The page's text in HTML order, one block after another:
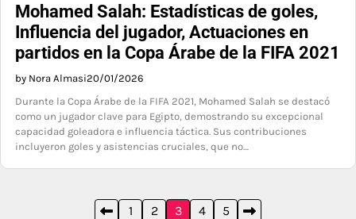
Mohamed Salah: Estadísticas de goles,
Influencia del jugador, Actuaciones en
partidos en la Copa Árabe de la FIFA 2021
by Nora Almasi20/01/2026
Durante la Copa Árabe de la FIFA 2021, Mohamed Salah se destacó
como un jugador clave para Egipto, demostrando su excepcional
capacidad goleadora e influencia táctica. Sus contribuciones
incluyeron goles y asistencias cruciales, que no…
1 2 3 4 5